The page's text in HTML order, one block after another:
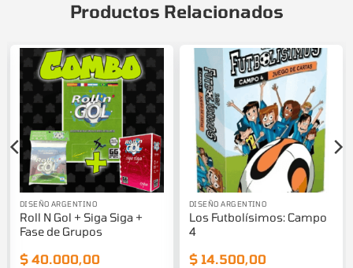
Productos Relacionados
DISEÑO ARGENTINO
Roll N Gol + Siga Siga +
Fase de Grupos
$40.000,00
DISEÑO ARGENTINO
Los Futbolísimos: Campo
4
$ 14.500,00